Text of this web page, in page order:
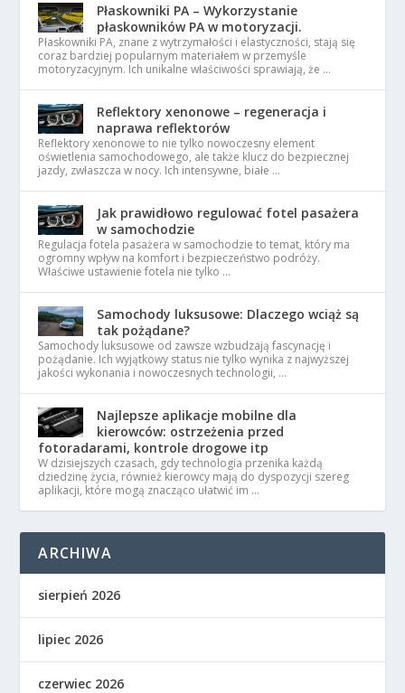
Płaskowniki PA – Wykorzystanie
płaskowników PA w motoryzacji.
Płaskowniki PA, znane z wytrzymałości i elastyczności, stają się
coraz bardziej popularnym materiałem w przemyśle
motoryzacyjnym. Ich unikalne właściwości sprawiają, że …
Reflektory xenonowe – regeneracja i
naprawa reflektorów
Reflektory xenonowe to nie tylko nowoczesny element
oświetlenia samochodowego, ale także klucz do bezpiecznej
jazdy, zwłaszcza w nocy. Ich intensywne, białe …
Jak prawidłowo regulować fotel pasażera
w samochodzie
Regulacja fotela pasażera w samochodzie to temat, który ma
ogromny wpływ na komfort i bezpieczeństwo podróży.
Właściwe ustawienie fotela nie tylko …
Samochody luksusowe: Dlaczego wciąż są
tak pożądane?
Samochody luksusowe od zawsze wzbudzają fascynację i
pożądanie. Ich wyjątkowy status nie tylko wynika z najwyższej
jakości wykonania i nowoczesnych technologii, …
Najlepsze aplikacje mobilne dla
kierowców: ostrzeżenia przed
fotoradarami, kontrole drogowe itp
W dzisiejszych czasach, gdy technologia przenika każdą
dziedzinę życia, również kierowcy mają do dyspozycji szereg
aplikacji, które mogą znacząco ułatwić im …
ARCHIWA
sierpień 2026
lipiec 2026
czerwiec 2026